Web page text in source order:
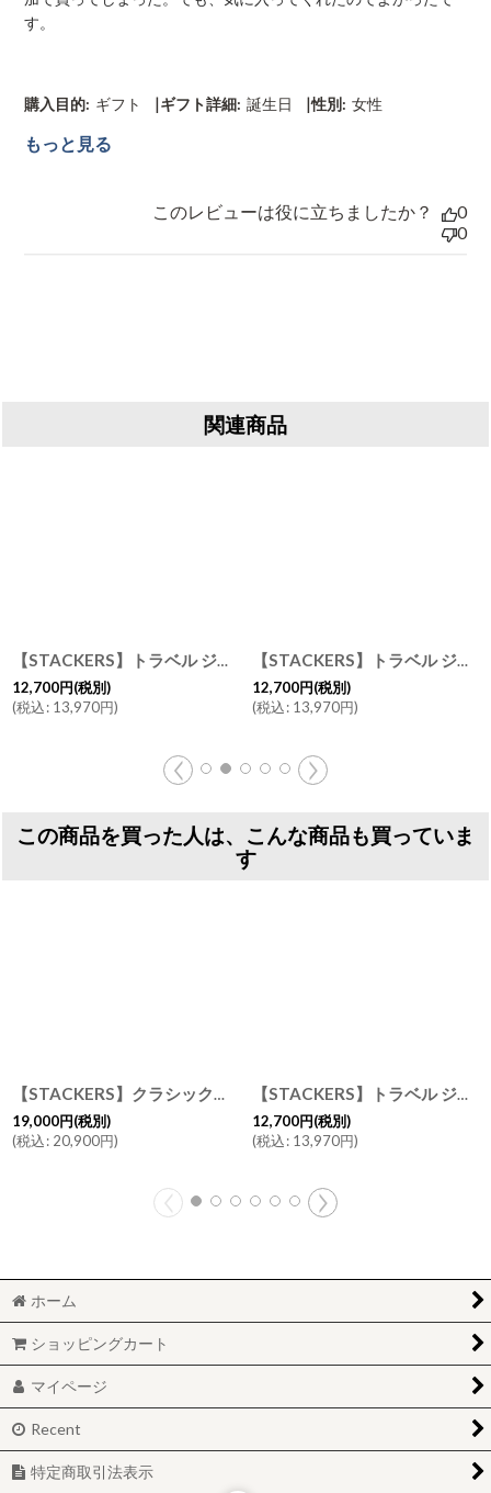
す。
購入目的: ギフト |ギフト詳細: 誕生日 |性別: 女性
もっと見る
このレビューは役に立ちましたか？
0
0
関連商品
[75346] [75345
【STACKERS】トラベル ジュエリー ボックス L オートミール Oatmeal Travel L スタッカーズ スタッカーズ ロンドン
12,700円(税別)
(税込: 13,970円)
【STACKERS】トラベル ジュエリーボックス L ブラック Black Travel L スタッカーズ ロンドン
12,700円(税別)
(税込: 13,970円)
この商品を買った人は、こんな商品も買っていま
す
【STACKERS】クラシック ジュエリーボックス 選べる4個セット 4set トープ Taupe スタッカーズ ロンドン UK
19,000円(税別)
(税込: 20,900円)
【STACKERS】トラベル ジュエリーボックス L ブラッシュ ピンク Blush Pink スタッカーズ
12,700円(税別)
(税込: 13,970円)
ホーム
ショッピングカート
マイページ
Recent
特定商取引法表示